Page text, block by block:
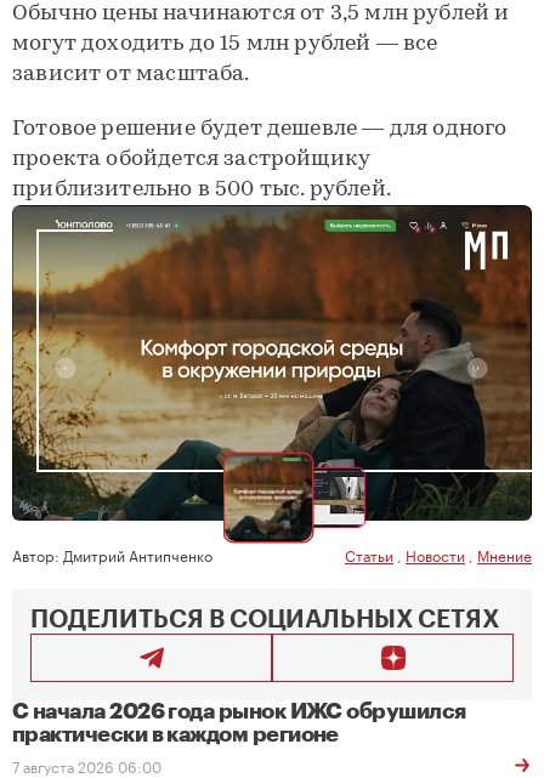
Обычно цены начинаются от 3,5 млн рублей и
могут доходить до 15 млн рублей — все
зависит от масштаба.
Готовое решение будет дешевле — для одного
проекта обойдется застройщику
приблизительно в 500 тыс. рублей.
Автор: Дмитрий Антипченко Статьи Новости Мнение
ПОДЕЛИТЬСЯ В СОЦИАЛЬНЫХ СЕТЯХ
С начала 2026 года рынок ИЖС обрушился
практически в каждом регионе
7 августа 2026 06:00